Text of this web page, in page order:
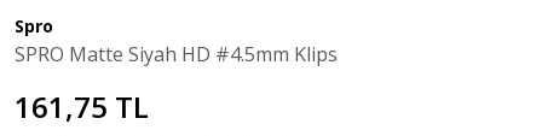
Spro
SPRO Matte Siyah HD #4.5mm Klips
161,75 TL